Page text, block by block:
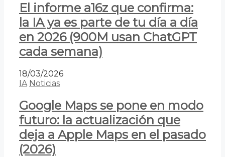
El informe a16z que confirma:
la IA ya es parte de tu día a día
en 2026 (900M usan ChatGPT
cada semana)
18/03/2026
IA Noticias
Google Maps se pone en modo
futuro: la actualización que
deja a Apple Maps en el pasado
(2026)